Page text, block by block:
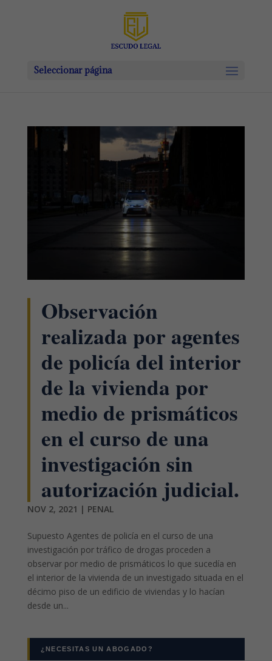
Seleccionar página
Observación
realizada por agentes
de policía del interior
de la vivienda por
medio de prismáticos
en el curso de una
investigación sin
autorización judicial.
NOV 2, 2021 | PENAL
Supuesto Agentes de policía en el curso de una
investigación por tráfico de drogas proceden a
observar por medio de prismáticos lo que sucedía en
el interior de la vivienda de un investigado situada en el
décimo piso de un edificio de viviendas y lo hacían
desde un...
¿NECESITAS UN ABOGADO?